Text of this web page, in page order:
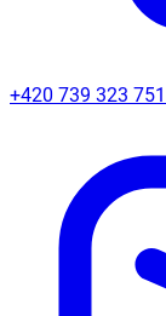
+420 739 323 751